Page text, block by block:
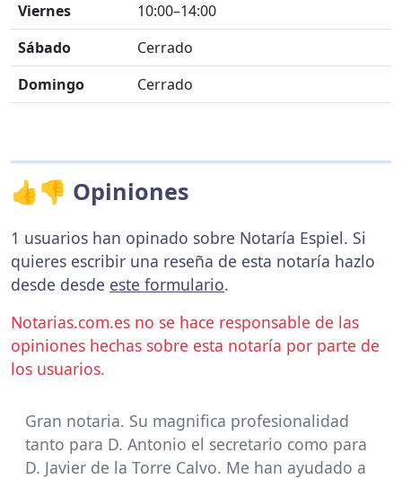
Viernes
10:00–14:00
Sábado
Cerrado
Domingo
Cerrado
👍👎 Opiniones
1 usuarios han opinado sobre Notaría Espiel. Si
quieres escribir una reseña de esta notaría hazlo
desde desde este formulario.
Notarias.com.es no se hace responsable de las
opiniones hechas sobre esta notaría por parte de
los usuarios.
Gran notaria. Su magnifica profesionalidad
tanto para D. Antonio el secretario como para
D. Javier de la Torre Calvo. Me han ayudado a